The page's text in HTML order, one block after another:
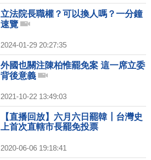
立法院長職權？可以換人嗎？一分鐘
速覽
2024-01-29 20:27:35
外國也關注陳柏惟罷免案 這一席立委
背後意義
2021-10-22 13:49:03
【直播回放】六月六日罷韓┃台灣史
上首次直轄市長罷免投票
2020-06-06 19:18:41